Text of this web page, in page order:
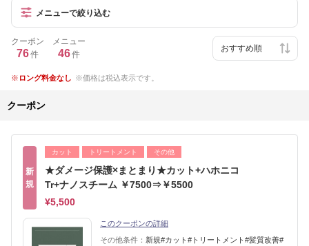
メニューで絞り込む
クーポン
76件
メニュー
46件
ロング料金なし 価格は税込表示です。
クーポン
新
規
カット トリートメント その他
★ダメージ保護×まとまり★カット+ハホニコ
Tr+ナノスチーム ￥7500⇒￥5500
¥5,500
このクーポンの詳細
その他条件： 新規#カット#トリートメント#髪質改善#